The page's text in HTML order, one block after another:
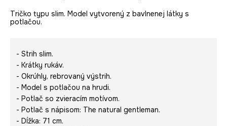
Tričko typu slim. Model vytvorený z bavlnenej látky s
potlačou.
- Strih slim.
- Krátky rukáv.
- Okrúhly, rebrovaný výstrih.
- Model s potlačou na hrudi.
- Potlač so zvieracím motívom.
- Potlač s nápisom: The natural gentleman.
- Dĺžka: 71 cm.